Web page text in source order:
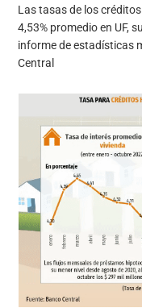
Las tasas de los
4,53% promedio en UF,
informe de estadísticas
Central